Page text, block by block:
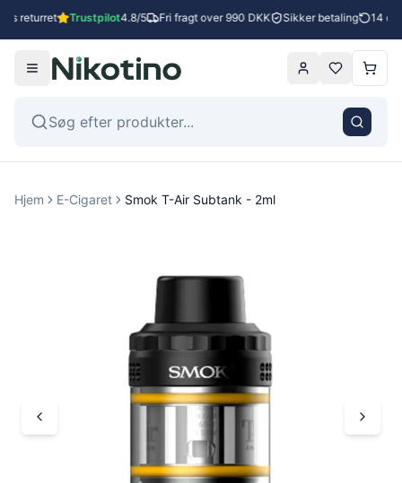
returret Trustpilot4.8/5 Fri fragt over 990 DKK Sikker betaling 14
Hjem E-Cigaret Smok T-Air Subtank - 2ml